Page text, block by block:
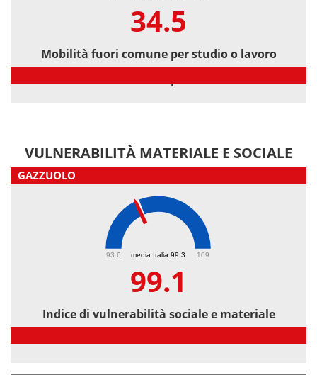
34.5
Mobilità fuori comune per studio o lavoro
VULNERABILITÀ MATERIALE E SOCIALE
GAZZUOLO
media Italia 99.3
93.6 109
99.1
Indice di vulnerabilità sociale e materiale